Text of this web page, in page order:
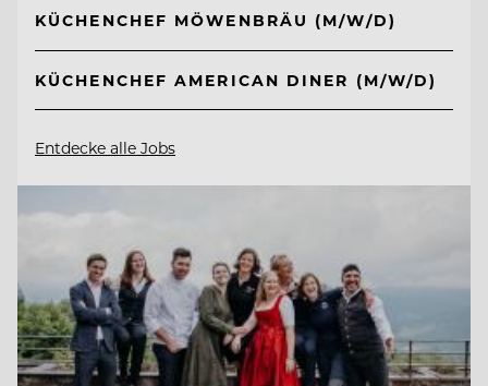
KÜCHENCHEF MÖWENBRÄU (M/W/D)
KÜCHENCHEF AMERICAN DINER (M/W/D)
Entdecke alle Jobs